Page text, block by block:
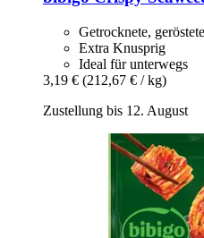
Getrocknete,
Extra Knusprig
Ideal für unterwegs
3,19 € (212,67 € / kg)
Zustellung bis 12. August